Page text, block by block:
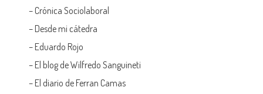
– Crónica Sociolaboral
– Desde mi cátedra
– Eduardo Rojo
– El blog de Wilfredo Sanguineti
– El diario de Ferran Camas